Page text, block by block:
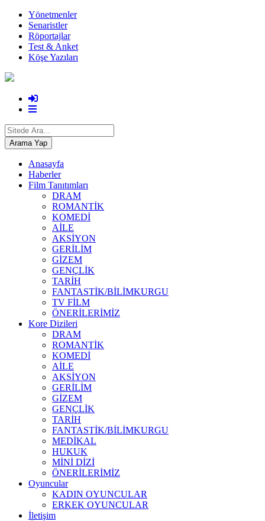
Yönetmenler
Senaristler
Röportajlar
Test & Anket
Köşe Yazıları
Anasayfa
Haberler
Film Tanıtımları
DRAM
ROMANTİK
KOMEDİ
AİLE
AKSİYON
GERİLİM
GİZEM
GENÇLİK
TARİH
FANTASTİK/BİLİMKURGU
TV FİLM
ÖNERİLERİMİZ
Kore Dizileri
DRAM
ROMANTİK
KOMEDİ
AİLE
AKSİYON
GERİLİM
GİZEM
GENÇLİK
TARİH
FANTASTİK/BİLİMKURGU
MEDİKAL
HUKUK
MİNİ DİZİ
ÖNERİLERİMİZ
Oyuncular
KADIN OYUNCULAR
ERKEK OYUNCULAR
İletişim